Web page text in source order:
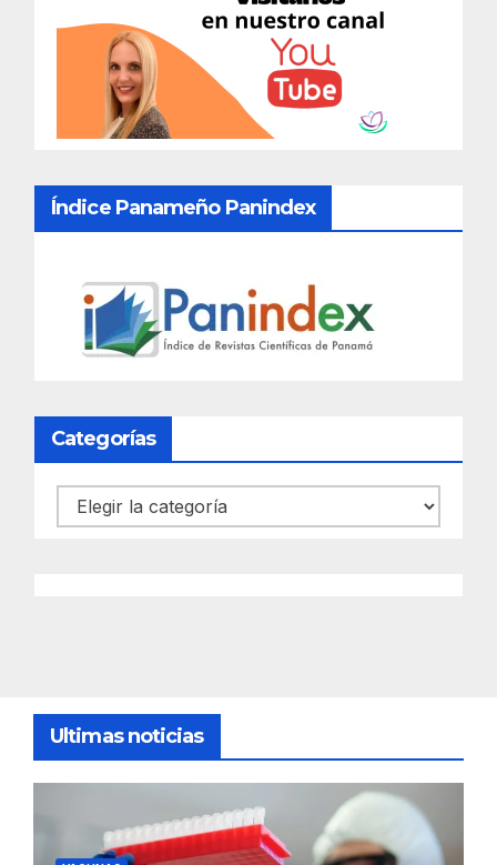
Índice Panameño Panindex
Categorías
Categorías
Ultimas noticias